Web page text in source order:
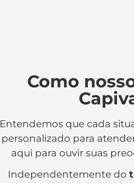
Como
Entendemos que cada
personalizado para
aqui para ouvir suas
Independentemente do